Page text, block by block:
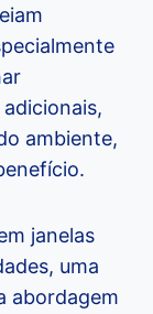
ambiente,
janelas
uma
abordagem